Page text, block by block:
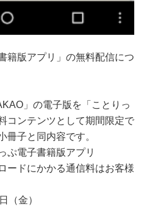
籍版アプリ」の無料配信につ
」の電子版を「ことりっ
コンテンツとして期間限定で
子と同内容です。
ぷ電子書籍版アプリ
ドにかかる通信料はお客様
（金）